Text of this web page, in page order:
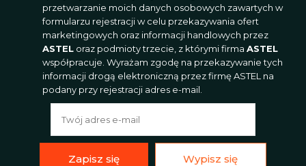
przetwarzanie moich danych osobowych zawartych w
formularzu rejestracji w celu przekazywania ofert
marketingowych oraz informacji handlowych przez
ASTEL oraz podmioty trzecie, z którymi firma ASTEL
współpracuje. Wyrażam zgodę na przekazywanie tych
informacji drogą elektroniczną przez firmę ASTEL na
podany przy rejestracji adres e-mail.
Zapisz się Wypisz się